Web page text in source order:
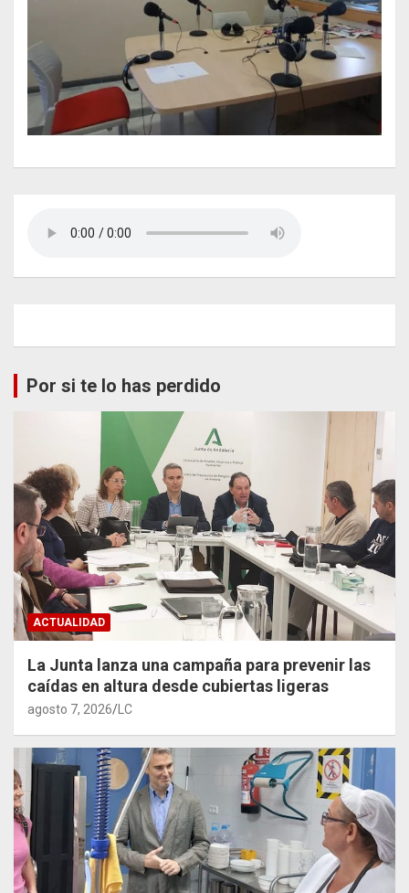
Por si te lo has perdido
ACTUALIDAD
La Junta lanza una campaña para prevenir las
caídas en altura desde cubiertas ligeras
agosto 7, 2026 LC